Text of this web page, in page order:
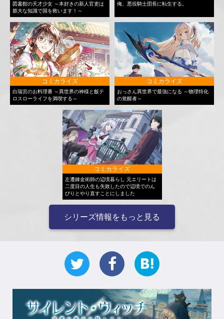
図書館の天才少女 ～本好きの新人官吏は
膨大な知識で国を救います！～
俺、悪役騎士団長に転生する。
コミカライズ
白瑞宮のお料理番 ～異世界の神様と飯テ
ロスローライフを満喫する～
コミカライズ
おっさん異世界で最強になる ～物理特化
の覚醒者～
コミカライズ
左遷錬金術師の辺境暮らし 元エリートは
二度目の人生も失敗したので辺境でのん
びりとやり直すことにしました
シリーズ情報をもっと見る